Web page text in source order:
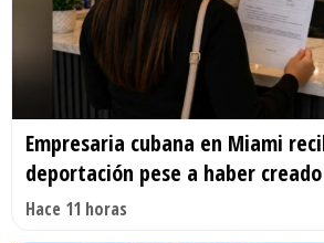
Empresaria cubana en Miami
deportación pese a haber
Hace 11 horas